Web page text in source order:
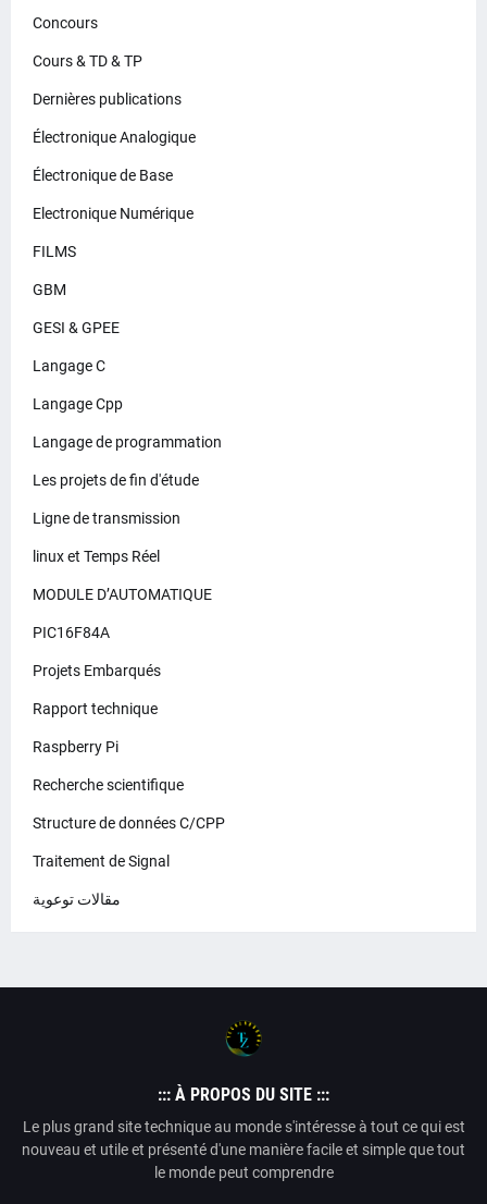
Concours
Cours & TD & TP
Dernières publications
Électronique Analogique
Électronique de Base
Electronique Numérique
FILMS
GBM
GESI & GPEE
Langage C
Langage Cpp
Langage de programmation
Les projets de fin d'étude
Ligne de transmission
linux et Temps Réel
MODULE D’AUTOMATIQUE
PIC16F84A
Projets Embarqués
Rapport technique
Raspberry Pi
Recherche scientifique
Structure de données C/CPP
Traitement de Signal
مقالات توعوية
::: À PROPOS DU SITE :::
Le plus grand site technique au monde s'intéresse à tout ce qui est
nouveau et utile et présenté d'une manière facile et simple que tout
le monde peut comprendre